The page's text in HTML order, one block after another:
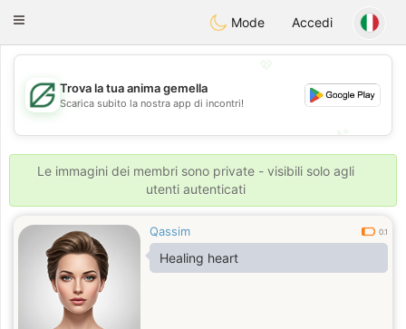
Dating
Toggle
Mode Accedi
💖
💕
Trova la tua anima gemella
Scarica subito la nostra app di incontri!
Le immagini dei membri sono private - visibili solo agli
utenti autenticati
Qassim 0.1
Healing heart